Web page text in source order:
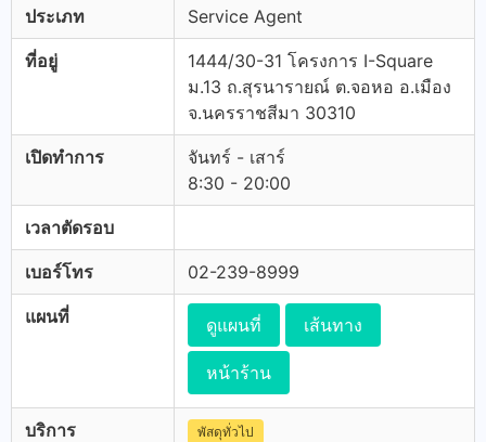
ประเภท Service Agent
ที่อยู่
1444/30-31 โครงการ I-Square
ม.13 ถ.สุรนารายณ์ ต.จอหอ อ.เมือง
จ.นครราชสีมา 30310
เปิดทำการ
จันทร์ - เสาร์
8:30 - 20:00
เวลาตัดรอบ
เบอร์โทร 02-239-8999
แผนที่ ดูแผนที่ เส้นทาง
หน้าร้าน
บริการ พัสดุทั่วไป